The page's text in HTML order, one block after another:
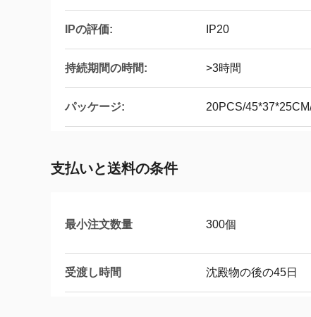
IPの評価: IP20
持続期間の時間: >3時間
パッケージ: 20PCS/
支払いと送料の条件
最小注文数量 300個
受渡し時間 沈殿物の後の45日